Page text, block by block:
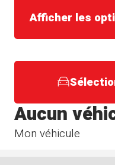
Afficher les
Mon véhicule
Aucun